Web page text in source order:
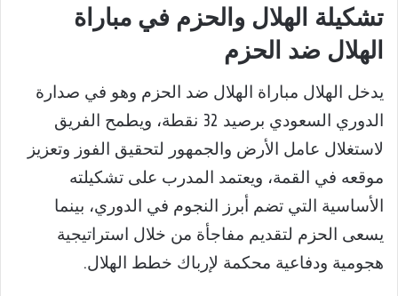
تشكيلة الهلال والحزم في مباراة
الهلال ضد الحزم
يدخل الهلال مباراة الهلال ضد الحزم وهو في صدارة
الدوري السعودي برصيد 32 نقطة، ويطمح الفريق
لاستغلال عامل الأرض والجمهور لتحقيق الفوز وتعزيز
موقعه في القمة، ويعتمد المدرب على تشكيلته
الأساسية التي تضم أبرز النجوم في الدوري، بينما
يسعى الحزم لتقديم مفاجأة من خلال استراتيجية
هجومية ودفاعية محكمة لإرباك خطط الهلال.